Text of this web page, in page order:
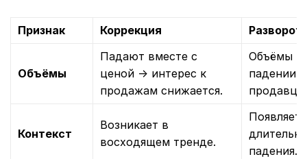
Признак Коррекция Разворот
Объёмы
Падают вместе с
ценой → интерес к
продажам снижается.
Объёмы
падении
Контекст
Возникает в
восходящем тренде.
падения.